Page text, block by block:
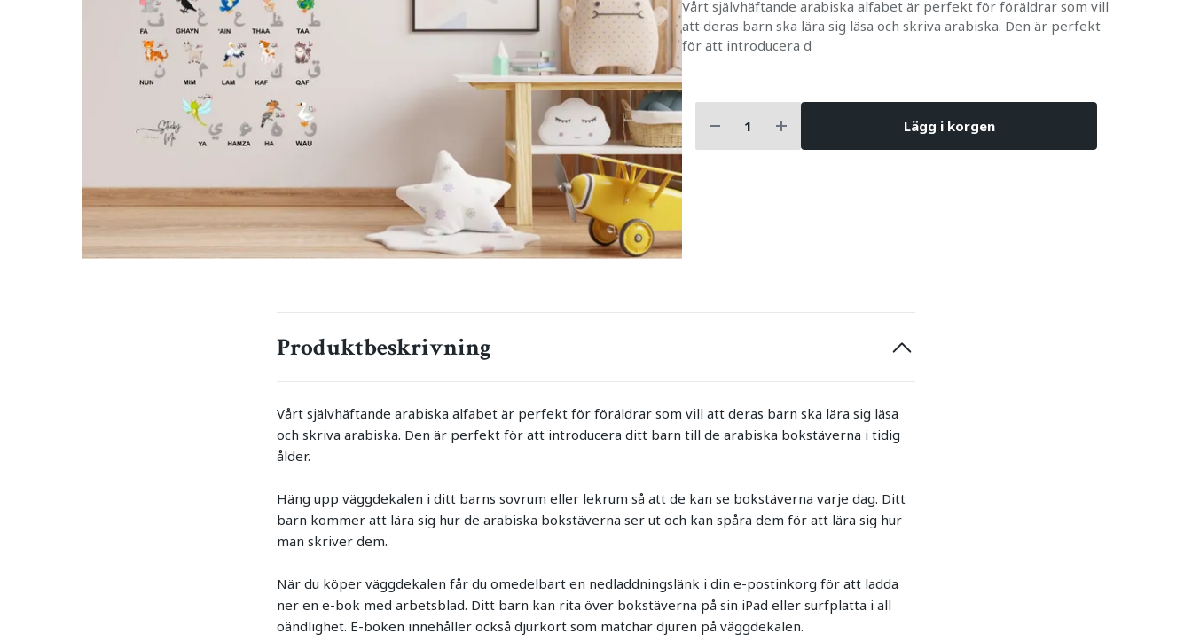
Vårt självhäftande arabiska alfabet är perfekt för föräldrar som vill
att deras barn ska lära sig läsa och skriva arabiska. Den är perfekt
för att introducera d
Lägg i korgen
Produktbeskrivning
Vårt självhäftande arabiska alfabet är perfekt för föräldrar som vill att deras barn ska lära sig läsa
och skriva arabiska. Den är perfekt för att introducera ditt barn till de arabiska bokstäverna i tidig
ålder.
Häng upp väggdekalen i ditt barns sovrum eller lekrum så att de kan se bokstäverna varje dag. Ditt
barn kommer att lära sig hur de arabiska bokstäverna ser ut och kan spåra dem för att lära sig hur
man skriver dem.
När du köper väggdekalen får du omedelbart en nedladdningslänk i din e-postinkorg för att ladda
ner en e-bok med arbetsblad. Ditt barn kan rita över bokstäverna på sin iPad eller surfplatta i all
oändlighet. E-boken innehåller också djurkort som matchar djuren på väggdekalen.